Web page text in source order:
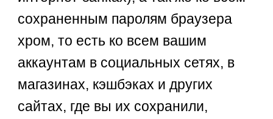
сохраненным паролям браузера
хром, то есть ко всем вашим
аккаунтам в социальных сетях, в
магазинах, кэшбэках и других
сайтах, где вы их сохранили,